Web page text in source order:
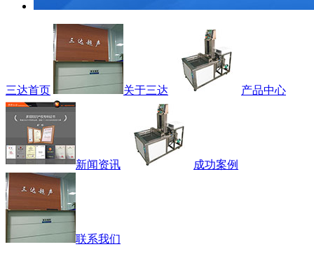
三达首页 关于三达 产品中心
新闻资讯 成功案例
联系我们